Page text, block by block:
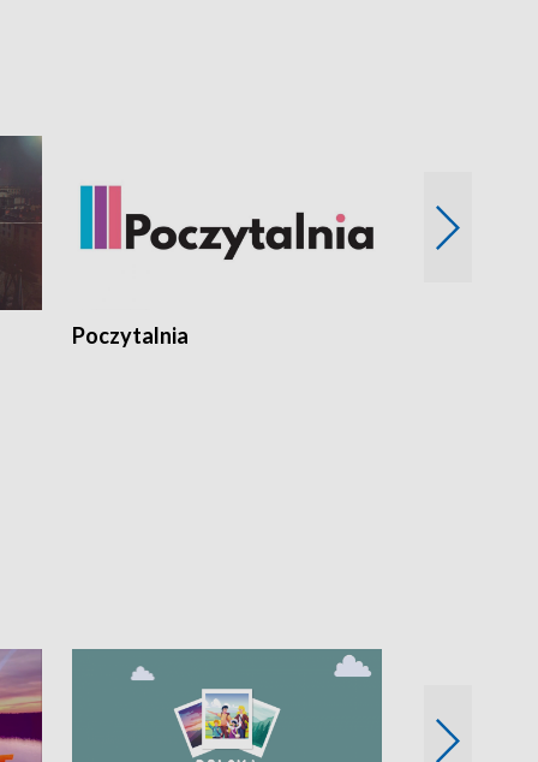
Poczytalnia